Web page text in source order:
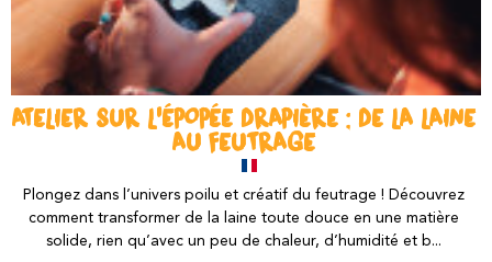
ATELIER SUR L'ÉPOPÉE DRAPIÈRE : DE LA LAINE
AU FEUTRAGE
Plongez dans l’univers poilu et créatif du feutrage ! Découvrez
comment transformer de la laine toute douce en une matière
solide, rien qu’avec un peu de chaleur, d’humidité et b...